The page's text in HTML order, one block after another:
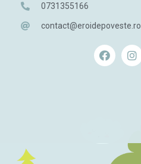
0731355166
contact@eroidepoveste.ro